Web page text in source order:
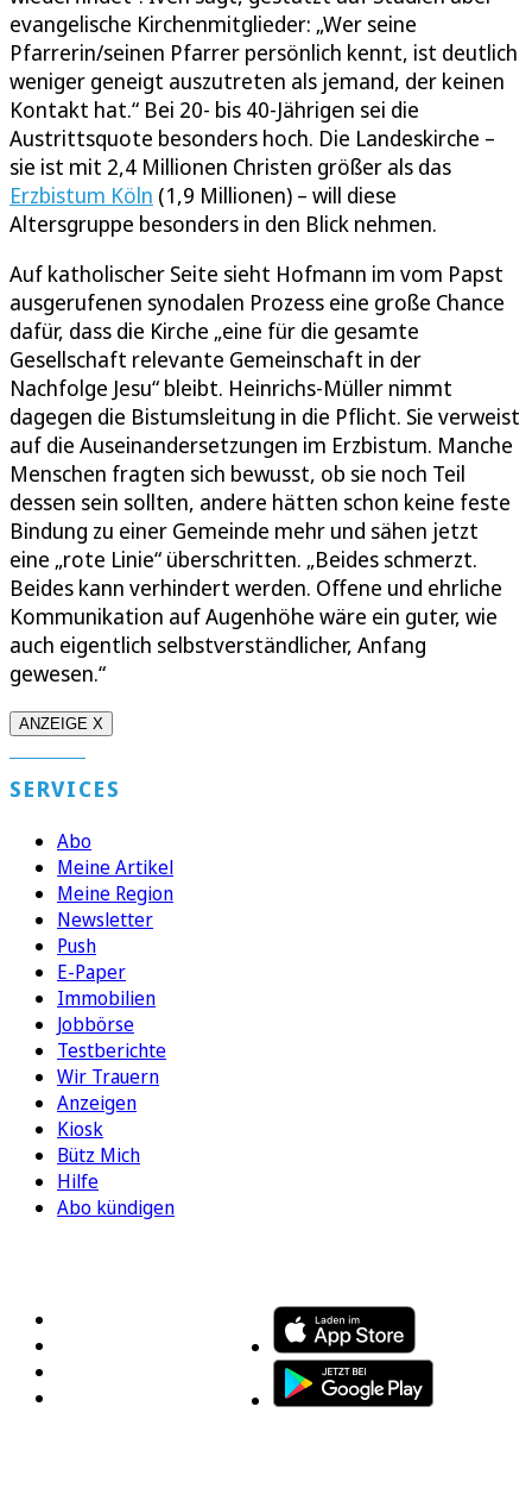
evangelische Kirchenmitglieder: „Wer seine
Pfarrerin/seinen Pfarrer persönlich kennt, ist deutlich
weniger geneigt auszutreten als jemand, der keinen
Kontakt hat.“ Bei 20- bis 40-Jährigen sei die
Austrittsquote besonders hoch. Die Landeskirche –
sie ist mit 2,4 Millionen Christen größer als das
Erzbistum Köln (1,9 Millionen) – will diese
Altersgruppe besonders in den Blick nehmen.
Auf katholischer Seite sieht Hofmann im vom Papst
ausgerufenen synodalen Prozess eine große Chance
dafür, dass die Kirche „eine für die gesamte
Gesellschaft relevante Gemeinschaft in der
Nachfolge Jesu“ bleibt. Heinrichs-Müller nimmt
dagegen die Bistumsleitung in die Pflicht. Sie verweist
auf die Auseinandersetzungen im Erzbistum. Manche
Menschen fragten sich bewusst, ob sie noch Teil
dessen sein sollten, andere hätten schon keine feste
Bindung zu einer Gemeinde mehr und sähen jetzt
eine „rote Linie“ überschritten. „Beides schmerzt.
Beides kann verhindert werden. Offene und ehrliche
Kommunikation auf Augenhöhe wäre ein guter, wie
auch eigentlich selbstverständlicher, Anfang
gewesen.“
ANZEIGE X
SERVICES
Abo
Meine Artikel
Meine Region
Newsletter
Push
E-Paper
Immobilien
Jobbörse
Testberichte
Wir Trauern
Anzeigen
Kiosk
Bütz Mich
Hilfe
Abo kündigen